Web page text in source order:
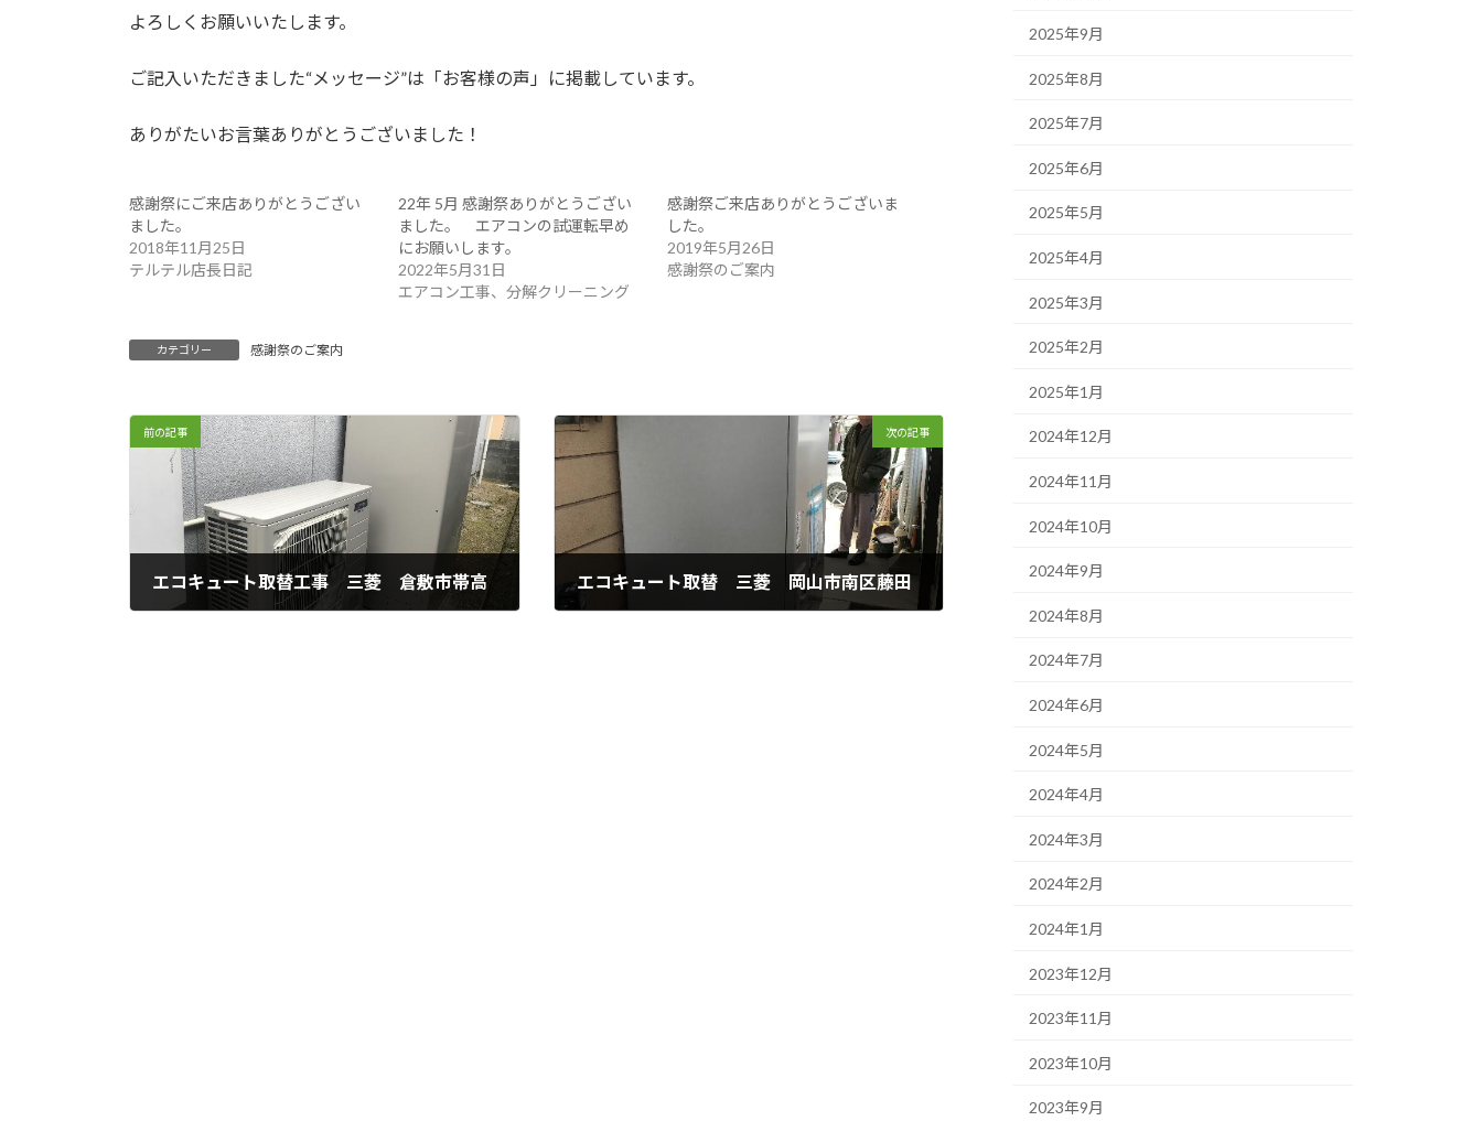
よろしくお願いいたします。
ご記入いただきました“メッセージ”は「お客様の声」に掲載しています。
ありがたいお言葉ありがとうございました！
感謝祭にご来店ありがとうござい
ました。
2018年11月25日
テルテル店長日記
22年 5月 感謝祭ありがとうござい
ました。 エアコンの試運転早め
にお願いします。
2022年5月31日
エアコン工事、分解クリーニング
感謝祭ご来店ありがとうございま
した。
2019年5月26日
感謝祭のご案内
カテゴリー 感謝祭のご案内
前の記事
エコキュート取替工事 三菱 倉敷市帯高
次の記事
エコキュート取替 三菱 岡山市南区藤田
2025年9月
2025年8月
2025年7月
2025年6月
2025年5月
2025年4月
2025年3月
2025年2月
2025年1月
2024年12月
2024年11月
2024年10月
2024年9月
2024年8月
2024年7月
2024年6月
2024年5月
2024年4月
2024年3月
2024年2月
2024年1月
2023年12月
2023年11月
2023年10月
2023年9月